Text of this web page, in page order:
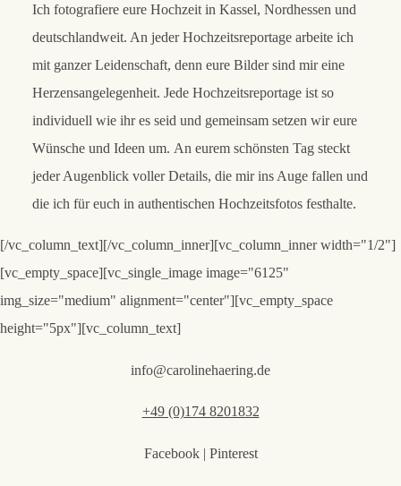
Ich fotografiere eure Hochzeit in Kassel, Nordhessen und
deutschlandweit. An jeder Hochzeitsreportage arbeite ich
mit ganzer Leidenschaft, denn eure Bilder sind mir eine
Herzensangelegenheit. Jede Hochzeitsreportage ist so
individuell wie ihr es seid und gemeinsam setzen wir eure
Wünsche und Ideen um. An eurem schönsten Tag steckt
jeder Augenblick voller Details, die mir ins Auge fallen und
die ich für euch in authentischen Hochzeitsfotos festhalte.
[/vc_column_text][/vc_column_inner][vc_column_inner width="1/2"]
[vc_empty_space][vc_single_image image="6125"
img_size="medium" alignment="center"][vc_empty_space
height="5px"][vc_column_text]
info@carolinehaering.de
+49 (0)174 8201832
Facebook | Pinterest